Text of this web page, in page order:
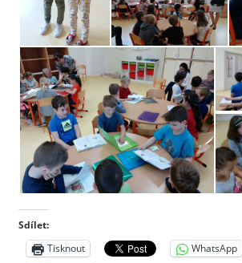
Sdílet:
Tisknout
WhatsApp